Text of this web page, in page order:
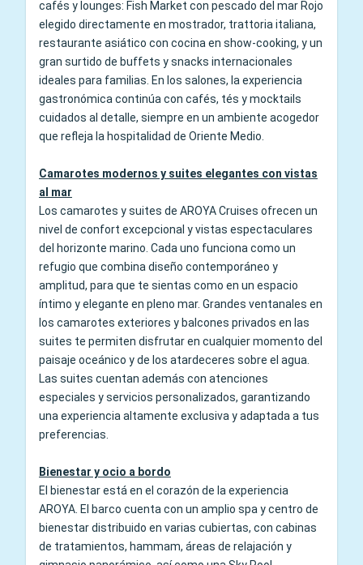
cafés y lounges: Fish Market con pescado del mar Rojo
elegido directamente en mostrador, trattoria italiana,
restaurante asiático con cocina en show-cooking, y un
gran surtido de buffets y snacks internacionales
ideales para familias. En los salones, la experiencia
gastronómica continúa con cafés, tés y mocktails
cuidados al detalle, siempre en un ambiente acogedor
que refleja la hospitalidad de Oriente Medio.
Camarotes modernos y suites elegantes con vistas
al mar
Los camarotes y suites de AROYA Cruises ofrecen un
nivel de confort excepcional y vistas espectaculares
del horizonte marino. Cada uno funciona como un
refugio que combina diseño contemporáneo y
amplitud, para que te sientas como en un espacio
íntimo y elegante en pleno mar. Grandes ventanales en
los camarotes exteriores y balcones privados en las
suites te permiten disfrutar en cualquier momento del
paisaje oceánico y de los atardeceres sobre el agua.
Las suites cuentan además con atenciones
especiales y servicios personalizados, garantizando
una experiencia altamente exclusiva y adaptada a tus
preferencias.
Bienestar y ocio a bordo
El bienestar está en el corazón de la experiencia
AROYA. El barco cuenta con un amplio spa y centro de
bienestar distribuido en varias cubiertas, con cabinas
de tratamientos, hammam, áreas de relajación y